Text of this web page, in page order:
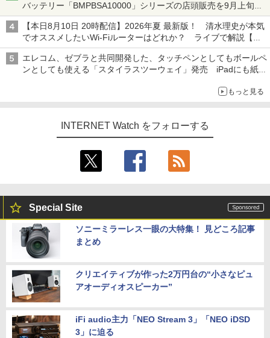
バッテリー「BMPBSA10000」シリーズの店頭販売を9月上旬に
開始
【本日8月10日 20時配信】2026年夏 最新版！ 清水理史が本気
でオススメしたいWi-Fiルーターはどれか？ ライブで解説【清
水理史の「イニシャルB」チャンネル】
エレコム、ゼブラと共同開発した、タッチペンとしてもボールペ
ンとしても使える「スタイラスツーウェイ」発売 iPadにも紙に
もっと見る
INTERNET Watch をフォローする
Special Site
ソニーミラーレス一眼の大特集！ 見どころ記事
まとめ
クリエイティブが作った2万円台の“小さなピュ
アオーディオスピーカー”
iFi audio主力「NEO Stream 3」「NEO iDSD
3」に迫る